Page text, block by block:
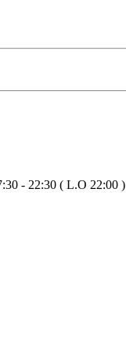
- 22:30 ( L.O 22:00 )